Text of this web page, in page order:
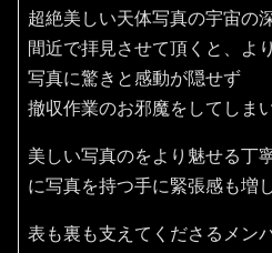
超絶美しい天体写真の宇宙の
間近で拝見させて頂くと、よ
写真に驚きと感動が隠せず
撤収作業のお邪魔をしてしま
美しい写真のをより魅せる丁
に写真を持つ手に緊張感も増
表も裏も支えてくださるメン